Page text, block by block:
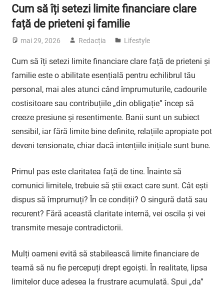
Cum să îți setezi limite financiare clare
față de prieteni și familie
mai 29, 2026 Redacția Lifestyle
Cum să îți setezi limite financiare clare față de prieteni și
familie este o abilitate esențială pentru echilibrul tău
personal, mai ales atunci când împrumuturile, cadourile
costisitoare sau contribuțiile „din obligație” încep să
creeze presiune și resentimente. Banii sunt un subiect
sensibil, iar fără limite bine definite, relațiile apropiate pot
deveni tensionate, chiar dacă intențiile inițiale sunt bune.
Primul pas este claritatea față de tine. Înainte să
comunici limitele, trebuie să știi exact care sunt. Cât ești
dispus să împrumuți? În ce condiții? O singură dată sau
recurent? Fără această claritate internă, vei oscila și vei
transmite mesaje contradictorii.
Mulți oameni evită să stabilească limite financiare de
teamă să nu fie percepuți drept egoiști. În realitate, lipsa
limitelor duce adesea la frustrare acumulată. Spui „da”